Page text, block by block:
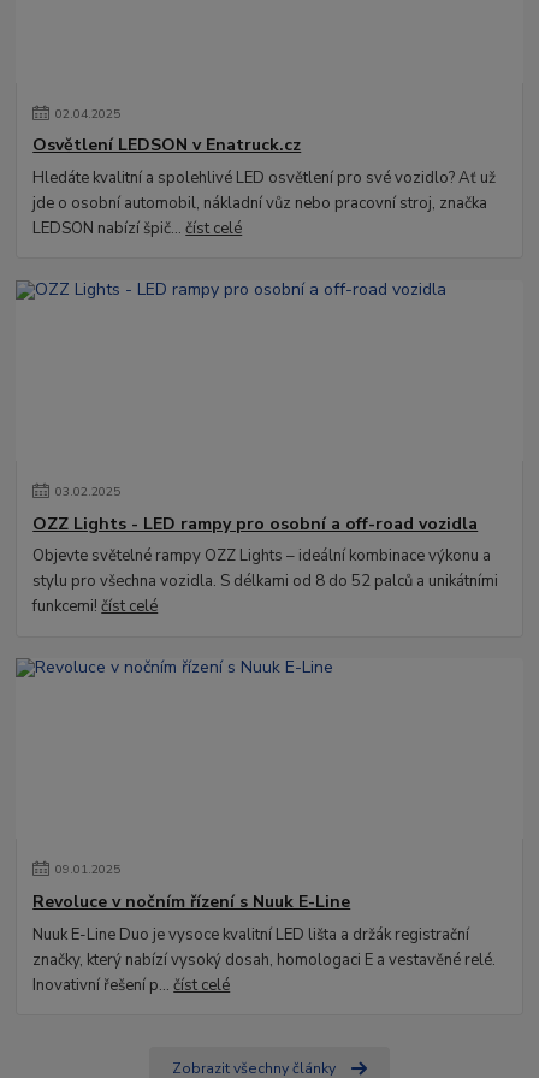
02.04.2025
Osvětlení LEDSON v Enatruck.cz
Hledáte kvalitní a spolehlivé LED osvětlení pro své vozidlo? Ať už
jde o osobní automobil, nákladní vůz nebo pracovní stroj, značka
LEDSON nabízí špič...číst celé
03.02.2025
OZZ Lights - LED rampy pro osobní a off-road vozidla
Objevte světelné rampy OZZ Lights – ideální kombinace výkonu a
stylu pro všechna vozidla. S délkami od 8 do 52 palců a unikátními
funkcemi!číst celé
09.01.2025
Revoluce v nočním řízení s Nuuk E-Line
Nuuk E-Line Duo je vysoce kvalitní LED lišta a držák registrační
značky, který nabízí vysoký dosah, homologaci E a vestavěné relé.
Inovativní řešení p...číst celé
Zobrazit všechny články